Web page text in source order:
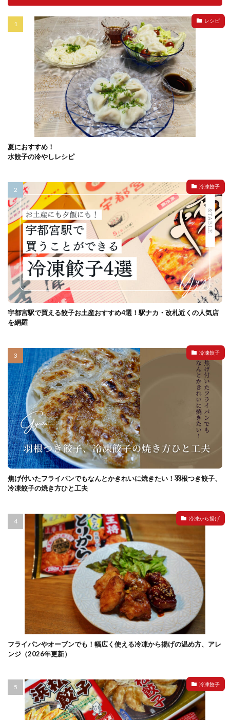
レシピ
夏におすすめ！
水餃子の冷やしレシピ
冷凍餃子
宇都宮駅で買える餃子お土産おすすめ4選！駅ナカ・改札近くの人気店
を網羅
冷凍餃子
焦げ付いたフライパンでもなんとかきれいに焼きたい！羽根つき餃子、
冷凍餃子の焼き方ひと工夫
冷凍から揚げ
フライパンやオーブンでも！幅広く使える冷凍から揚げの温め方、アレ
ンジ（2026年更新）
冷凍餃子